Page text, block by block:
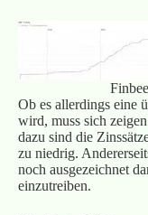
Ob es allerdings eine
wird, muss sich
dazu sind die
zu niedrig.
noch ausgezeichnet
einzutreiben.